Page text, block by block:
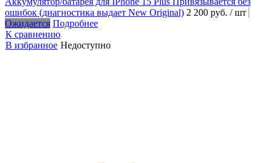
ошибок (диагностика выдает New Original) 2 200 руб. / шт
Ожидается Подробнее
К сравнению
В избранное Недоступно